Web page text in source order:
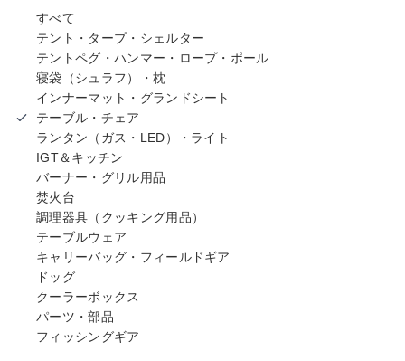
すべて
テント・タープ・シェルター
テントペグ・ハンマー・ロープ・ポール
寝袋（シュラフ）・枕
インナーマット・グランドシート
テーブル・チェア
ランタン（ガス・LED）・ライト
IGT＆キッチン
バーナー・グリル用品
焚火台
調理器具（クッキング用品）
テーブルウェア
キャリーバッグ・フィールドギア
ドッグ
クーラーボックス
パーツ・部品
フィッシングギア